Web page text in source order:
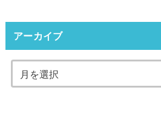
アーカイブ